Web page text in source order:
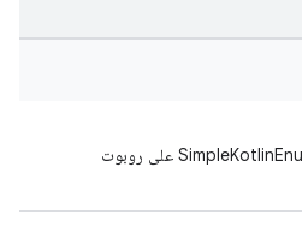
تعذُّر اختبار SimpleKotlinEnumUnboxingTest على روبوت